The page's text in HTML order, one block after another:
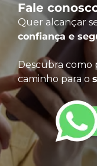
Fale
Quer alcançar
confiança e
Descubra como
caminho para o